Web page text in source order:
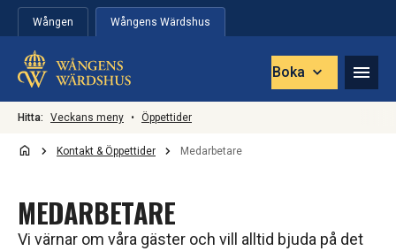
Hoppa till innehåll
Wången Wångens Wärdshus
Boka
Hitta: Veckans meny • Öppettider
Kontakt & Öppettider Medarbetare
MEDARBETARE
Vi värnar om våra gäster och vill alltid bjuda på det